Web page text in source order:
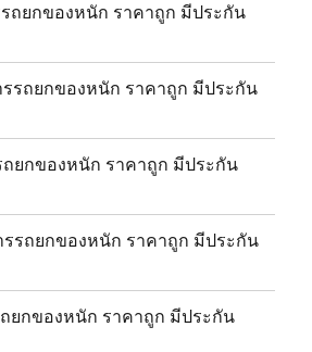
ถยกของหนัก ราคาถูก มีประกัน
รถยกของหนัก ราคาถูก มีประกัน
ยกของหนัก ราคาถูก มีประกัน
รถยกของหนัก ราคาถูก มีประกัน
ยกของหนัก ราคาถูก มีประกัน